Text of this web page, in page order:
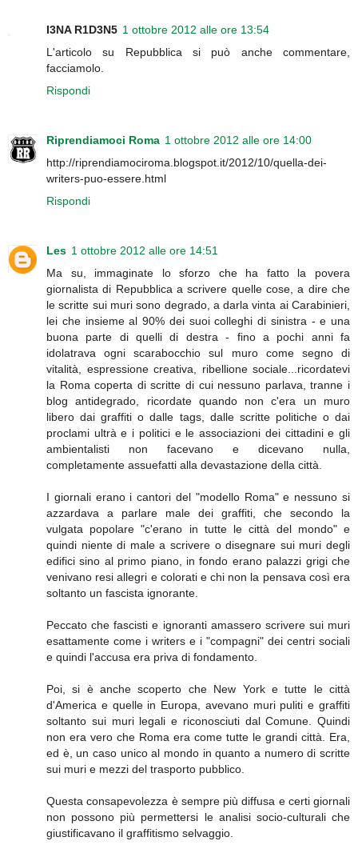
I3NA R1D3N5 1 ottobre 2012 alle ore 13:54
L'articolo su Repubblica si può anche commentare,
facciamolo.
Rispondi
Riprendiamoci Roma 1 ottobre 2012 alle ore 14:00
http://riprendiamociroma.blogspot.it/2012/10/quella-dei-
writers-puo-essere.html
Rispondi
Les 1 ottobre 2012 alle ore 14:51
Ma su, immaginate lo sforzo che ha fatto la povera
giornalista di Repubblica a scrivere quelle cose, a dire che
le scritte sui muri sono degrado, a darla vinta ai Carabinieri,
lei che insieme al 90% dei suoi colleghi di sinistra - e una
buona parte di quelli di destra - fino a pochi anni fa
idolatrava ogni scarabocchio sul muro come segno di
vitalità, espressione creativa, ribellione sociale...ricordatevi
la Roma coperta di scritte di cui nessuno parlava, tranne i
blog antidegrado, ricordate quando non c'era un muro
libero dai graffiti o dalle tags, dalle scritte politiche o dai
proclami ultrà e i politici e le associazioni dei cittadini e gli
ambientalisti non facevano e dicevano nulla,
completamente assuefatti alla devastazione della città.
I giornali erano i cantori del "modello Roma" e nessuno si
azzardava a parlare male dei graffiti, che secondo la
vulgata popolare "c'erano in tutte le città del mondo" e
quindi niente di male a scrivere o disegnare sui muri degli
edifici sino al primo piano, in fondo erano palazzi grigi che
venivano resi allegri e colorati e chi non la pensava così era
soltanto un fascista ignorante.
Peccato che fascisti e ignoranti amassero scrivere sui muri
esattamente come i writers e i "compagni" dei centri sociali
e quindi l'accusa era priva di fondamento.
Poi, si è anche scoperto che New York e tutte le città
d'America e quelle in Europa, avevano muri puliti e graffiti
soltanto sui muri legali e riconosciuti dal Comune. Quindi
non era vero che Roma era come tutte le grandi città. Era,
ed è, un caso unico al mondo in quanto a numero di scritte
sui muri e mezzi del trasporto pubblico.
Questa consapevolezza è sempre più diffusa e certi giornali
non possono più permettersi le analisi socio-culturali che
giustificavano il graffitismo selvaggio.